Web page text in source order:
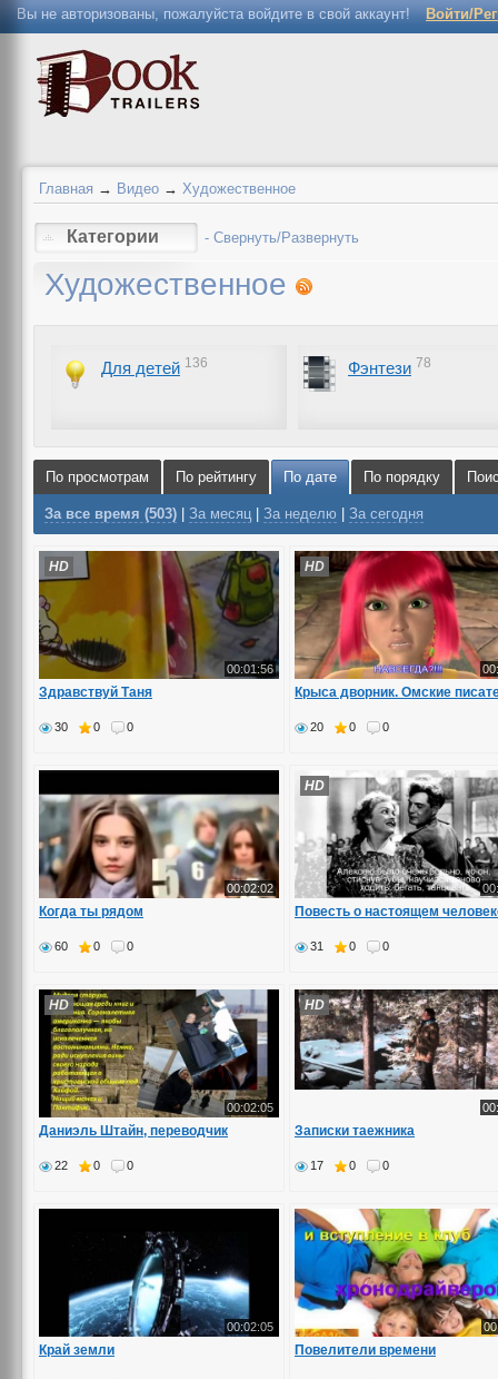
Вы не авторизованы, пожалуйста войдите в свой аккаунт! Войти/
Главная → Видео → Художественное
Категории - Свернуть/Развернуть
Художественное
Для детей 136 Фэнтези 78
По просмотрам По рейтингу По дате По порядку
За все время (503) За месяц За неделю За сегодня
00:01:56
HD
Здравствуй Таня
30 0 0
HD
Крыса дворник. Омские
20 0 0
00:02:02
Когда ты рядом
60 0 0
HD
Повесть о настоящем
31 0 0
00:02:05
HD
Даниэль Штайн, переводчик
22 0 0
HD
Записки таежника
17 0 0
00:02:05
Край земли Повелители времени